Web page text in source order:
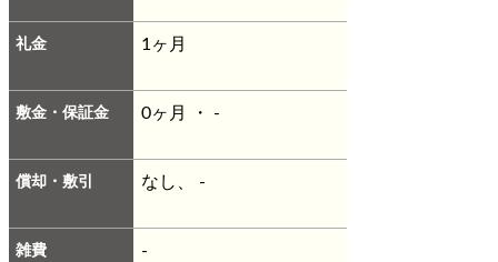
礼金 1ヶ月
敷金・保証金 0ヶ月 ・ -
償却・敷引 なし、 -
雑費 -